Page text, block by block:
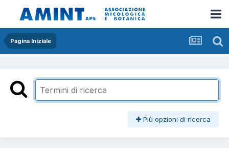
Pagina Iniziale
Più opzioni di ricerca